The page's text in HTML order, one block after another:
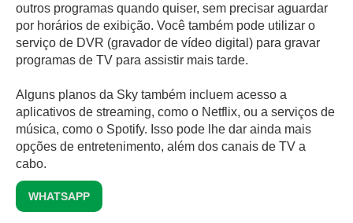
outros programas quando quiser, sem precisar aguardar
por horários de exibição. Você também pode utilizar o
serviço de DVR (gravador de vídeo digital) para gravar
programas de TV para assistir mais tarde.
Alguns planos da Sky também incluem acesso a
aplicativos de streaming, como o Netflix, ou a serviços de
música, como o Spotify. Isso pode lhe dar ainda mais
opções de entretenimento, além dos canais de TV a
cabo.
WHATSAPP